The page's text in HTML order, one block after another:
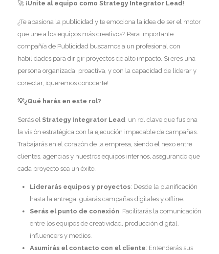
🚀 ¡Unite al equipo como Strategy Integrator Lead!
¿Te apasiona la publicidad y te emociona la idea de ser el motor
que une a los equipos más creativos? Para importante
compañía de Publicidad buscamos a un profesional con
habilidades para dirigir proyectos de alto impacto. Si eres una
persona organizada, proactiva, y con la capacidad de liderar y
conectar, ¡queremos conocerte!
💡¿Qué harás en este rol?
Serás el Strategy Integrator Lead , un rol clave que fusiona
la visión estratégica con la ejecución impecable de campañas.
Trabajarás en el corazón de la empresa, siendo el nexo entre
clientes, agencias y nuestros equipos internos, asegurando que
cada proyecto sea un éxito.
Liderarás equipos y proyectos: Desde la planificación
hasta la entrega, guiarás campañas digitales y offline.
Serás el punto de conexión: Facilitarás la comunicación
entre los equipos de creatividad, producción digital,
influencers y medios.
Asumirás el contacto con el cliente: Entenderás sus